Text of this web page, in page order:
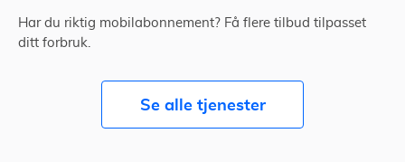
Har du riktig mobilabonnement? Få flere tilbud tilpasset
ditt forbruk.
Se alle tjenester